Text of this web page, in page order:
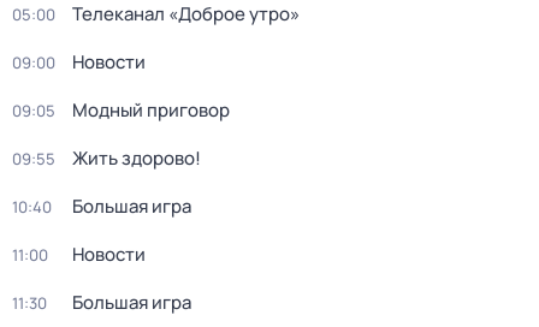
05:00 Телеканал «Доброе утро»
09:00 Новости
09:05 Модный приговор
09:55 Жить здорово!
10:40 Большая игра
11:00 Новости
11:30 Большая игра